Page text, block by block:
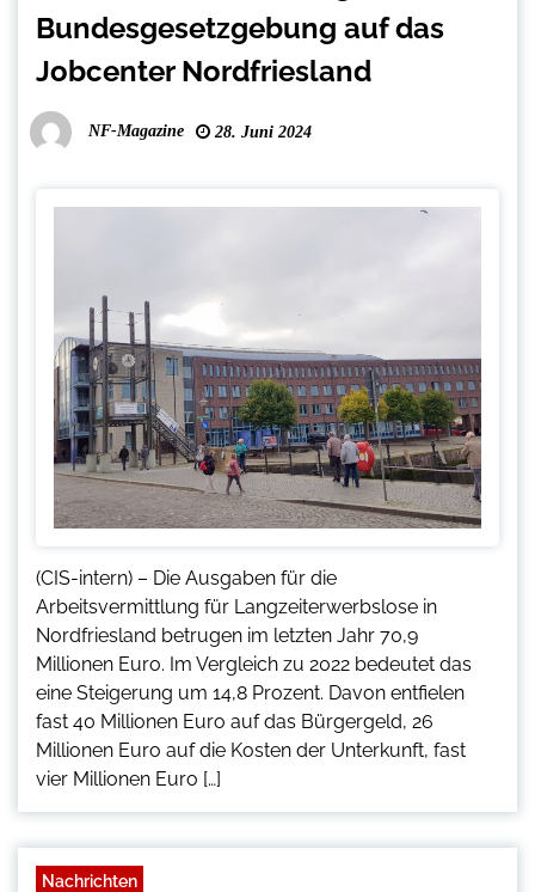
Bundesgesetzgebung auf das
Jobcenter Nordfriesland
NF-Magazine 28. Juni 2024
(CIS-intern) – Die Ausgaben für die
Arbeitsvermittlung für Langzeiterwerbslose in
Nordfriesland betrugen im letzten Jahr 70,9
Millionen Euro. Im Vergleich zu 2022 bedeutet das
eine Steigerung um 14,8 Prozent. Davon entfielen
fast 40 Millionen Euro auf das Bürgergeld, 26
Millionen Euro auf die Kosten der Unterkunft, fast
vier Millionen Euro […]
Nachrichten